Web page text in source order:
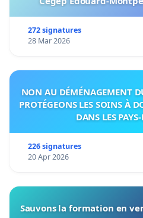
272 signatures
28 Mar 2026
NON AU DÉMÉNAGEMENT
PROTÉGEONS LES SOINS À
DANS LES
226 signatures
20 Apr 2026
Sauvons la formation en